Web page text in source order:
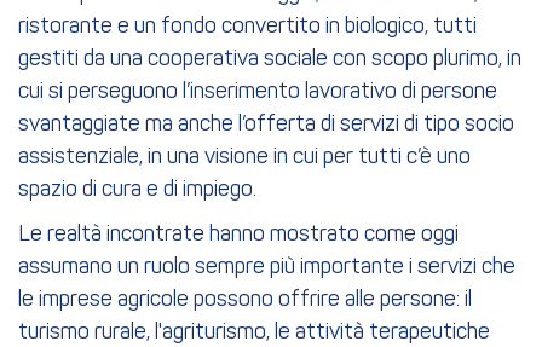
ristorante e un fondo convertito in biologico, tutti
gestiti da una cooperativa sociale con scopo plurimo, in
cui si perseguono l’inserimento lavorativo di persone
svantaggiate ma anche l’offerta di servizi di tipo socio
assistenziale, in una visione in cui per tutti c’è uno
spazio di cura e di impiego.
Le realtà incontrate hanno mostrato come oggi
assumano un ruolo sempre più importante i servizi che
le imprese agricole possono offrire alle persone: il
turismo ru­rale, l'agriturismo, le attività terapeutiche